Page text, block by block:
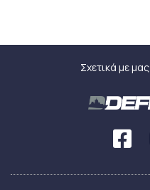
Σχετικά με μας